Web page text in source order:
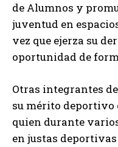
de Alumnos y
juventud en
vez que ejerza su
oportunidad de
Otras integrantes
su mérito deportivo
quien durante
en justas